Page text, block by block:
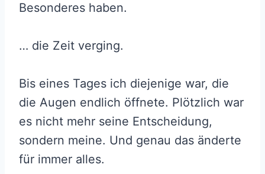
Besonderes haben.
… die Zeit verging.
Bis eines Tages ich diejenige war, die
die Augen endlich öffnete. Plötzlich war
es nicht mehr seine Entscheidung,
sondern meine. Und genau das änderte
für immer alles.